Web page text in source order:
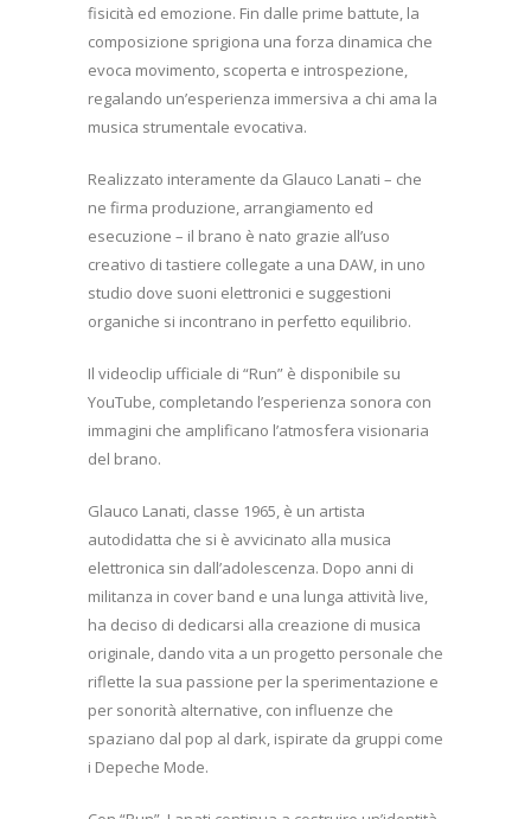
fisicità ed emozione. Fin dalle prime battute, la
composizione sprigiona una forza dinamica che
evoca movimento, scoperta e introspezione,
regalando un’esperienza immersiva a chi ama la
musica strumentale evocativa.
Realizzato interamente da Glauco Lanati – che
ne firma produzione, arrangiamento ed
esecuzione – il brano è nato grazie all’uso
creativo di tastiere collegate a una DAW, in uno
studio dove suoni elettronici e suggestioni
organiche si incontrano in perfetto equilibrio.
Il videoclip ufficiale di “Run” è disponibile su
YouTube, completando l’esperienza sonora con
immagini che amplificano l’atmosfera visionaria
del brano.
Glauco Lanati, classe 1965, è un artista
autodidatta che si è avvicinato alla musica
elettronica sin dall’adolescenza. Dopo anni di
militanza in cover band e una lunga attività live,
ha deciso di dedicarsi alla creazione di musica
originale, dando vita a un progetto personale che
riflette la sua passione per la sperimentazione e
per sonorità alternative, con influenze che
spaziano dal pop al dark, ispirate da gruppi come
i Depeche Mode.